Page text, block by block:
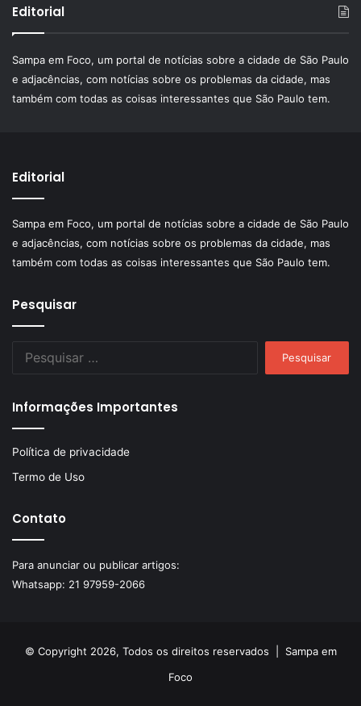
Editorial
Sampa em Foco, um portal de notícias sobre a cidade de São Paulo
e adjacências, com notícias sobre os problemas da cidade, mas
também com todas as coisas interessantes que São Paulo tem.
Editorial
Sampa em Foco, um portal de notícias sobre a cidade de São Paulo
e adjacências, com notícias sobre os problemas da cidade, mas
também com todas as coisas interessantes que São Paulo tem.
Pesquisar
Informações Importantes
Política de privacidade
Termo de Uso
Contato
Para anunciar ou publicar artigos:
Whatsapp: 21 97959-2066
© Copyright 2026, Todos os direitos reservados | Sampa em
Foco